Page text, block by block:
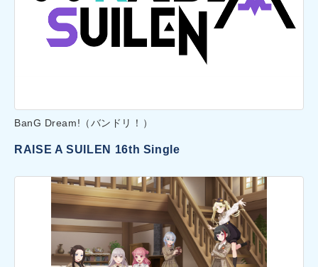
BanG Dream!（バンドリ！）
RAISE A SUILEN 16th Single